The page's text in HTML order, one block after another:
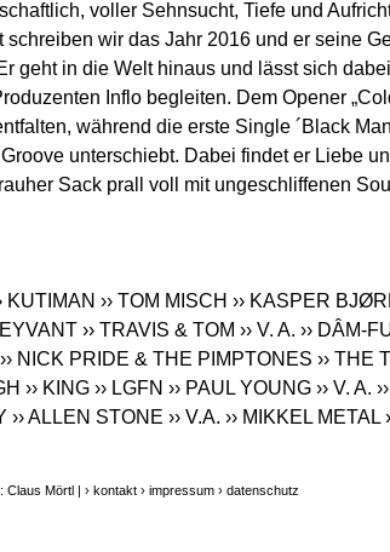
voller Sehnsucht, Tiefe und
wir das Jahr 2016 und er seine
geht in die Welt hinaus und lässt sich
Inflo begleiten. Dem Opener
während die erste Single ´Black
unterschiebt. Dabei findet er Liebe
Sack prall voll mit ungeschliffenen
KUTIMAN ›› TOM MISCH ›› KASPER
›› TRAVIS & TOM ›› V. A. ›› DÂM-
›› NICK PRIDE & THE PIMPTONES ›› THE
›› KING ›› LGFN ›› PAUL YOUNG ›› V. A.
›› ALLEN STONE ›› V.A. ›› MIKKEL METAL
Claus Mörtl | › kontakt › impressum › datenschutz